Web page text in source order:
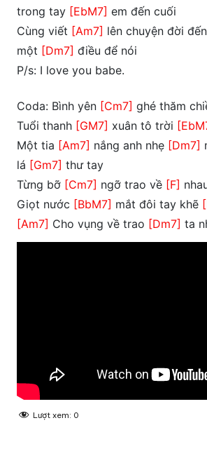
trong tay [EbM7] em đến cuối
Cùng viết [Am7] lên chuyện đời
một [Dm7] điều để nói
P/s: I love you babe.
Coda: Bình yên [Cm7] ghé thăm
Tuổi thanh [GM7] xuân tô trời
Một tia [Am7] nắng anh nhẹ [Dm7]
lá [Gm7] thư tay
Từng bỡ [Cm7] ngỡ trao về [F]
Giọt nước [BbM7] mắt đôi tay khẽ
[Am7] Cho vụng về trao [Dm7] ta
Lượt xem: 0